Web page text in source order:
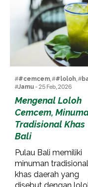
##cemcem, ##loloh, #
#Jamu- 25 Feb, 2026
Mengenal Loloh
Cemcem,
Tradisional Khas
Bali
Pulau Bali memiliki
minuman tradisional
khas daerah yang